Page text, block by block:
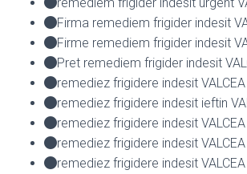
Firma remediem frigider indesit
Firme remediem frigider indesit
Pret remediem frigider indesit
remediez frigidere indesit
remediez frigidere indesit ieftin
remediez frigidere indesit
remediez frigidere indesit
remediez frigidere indesit VALCEA